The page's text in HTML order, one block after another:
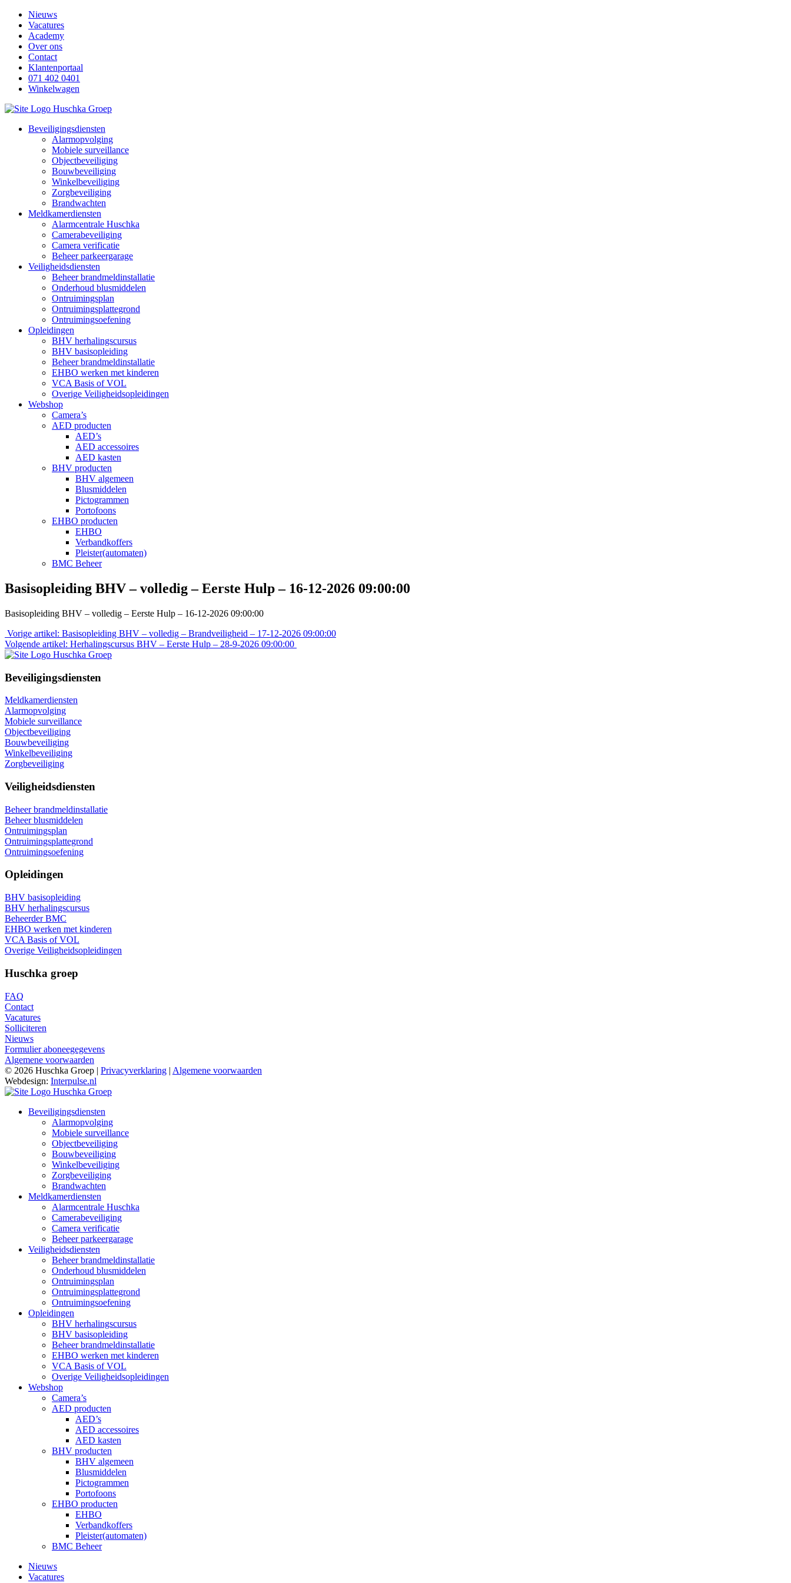
Nieuws
Vacatures
Academy
Over ons
Contact
Klantenportaal
071 402 0401
Winkelwagen
Beveiligingsdiensten
Alarmopvolging
Mobiele surveillance
Objectbeveiliging
Bouwbeveiliging
Winkelbeveiliging
Zorgbeveiliging
Brandwachten
Meldkamerdiensten
Alarmcentrale Huschka
Camerabeveiliging
Camera verificatie
Beheer parkeergarage
Veiligheidsdiensten
Beheer brandmeldinstallatie
Onderhoud blusmiddelen
Ontruimingsplan
Ontruimingsplattegrond
Ontruimingsoefening
Opleidingen
BHV herhalingscursus
BHV basisopleiding
Beheer brandmeldinstallatie
EHBO werken met kinderen
VCA Basis of VOL
Overige Veiligheidsopleidingen
Webshop
Camera’s
AED producten
AED’s
AED accessoires
AED kasten
BHV producten
BHV algemeen
Blusmiddelen
Pictogrammen
Portofoons
EHBO producten
EHBO
Verbandkoffers
Pleister(automaten)
BMC Beheer
Basisopleiding BHV – volledig – Eerste Hulp – 16-12-2026 09:00:00
Basisopleiding BHV – volledig – Eerste Hulp – 16-12-2026 09:00:00
Vorige artikel: Vorige
artikel:
Basisopleiding BHV – volledig – Brandveiligheid – 17-12-2026 09:00:00
Volgende artikel: Volgende
artikel:
Herhalingscursus BHV – Eerste Hulp – 28-9-2026 09:00:00
Beveiligingsdiensten
Meldkamerdiensten
Alarmopvolging
Mobiele surveillance
Objectbeveiliging
Bouwbeveiliging
Winkelbeveiliging
Zorgbeveiliging
Veiligheidsdiensten
Beheer brandmeldinstallatie
Beheer blusmiddelen
Ontruimingsplan
Ontruimingsplattegrond
Ontruimingsoefening
Opleidingen
BHV basisopleiding
BHV herhalingscursus
Beheerder BMC
EHBO werken met kinderen
VCA Basis of VOL
Overige Veiligheidsopleidingen
Huschka groep
FAQ
Contact
Vacatures
Solliciteren
Nieuws
Formulier aboneegegevens
Algemene voorwaarden
© 2026 Huschka Groep | Privacyverklaring | Algemene voorwaarden
Webdesign: Interpulse.nl
Beveiligingsdiensten
Alarmopvolging
Mobiele surveillance
Objectbeveiliging
Bouwbeveiliging
Winkelbeveiliging
Zorgbeveiliging
Brandwachten
Meldkamerdiensten
Alarmcentrale Huschka
Camerabeveiliging
Camera verificatie
Beheer parkeergarage
Veiligheidsdiensten
Beheer brandmeldinstallatie
Onderhoud blusmiddelen
Ontruimingsplan
Ontruimingsplattegrond
Ontruimingsoefening
Opleidingen
BHV herhalingscursus
BHV basisopleiding
Beheer brandmeldinstallatie
EHBO werken met kinderen
VCA Basis of VOL
Overige Veiligheidsopleidingen
Webshop
Camera’s
AED producten
AED’s
AED accessoires
AED kasten
BHV producten
BHV algemeen
Blusmiddelen
Pictogrammen
Portofoons
EHBO producten
EHBO
Verbandkoffers
Pleister(automaten)
BMC Beheer
Nieuws
Vacatures